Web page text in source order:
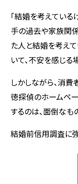
「結婚を考えている
手の過去や家族関
た人と結婚を考え
いて、不安を感じる
しかしながら、消
徳探偵のホームペ
するのは、面倒なも
結婚前信用調査に